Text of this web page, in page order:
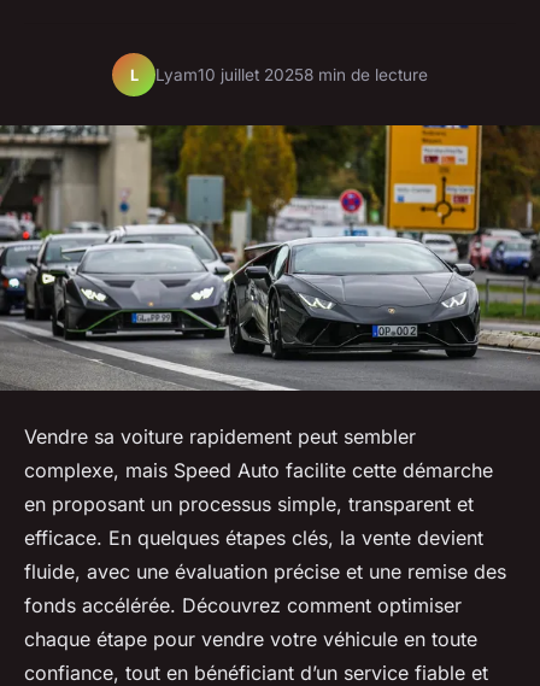
L Lyam10 juillet 20258 min de lecture
Vendre sa voiture rapidement peut sembler
complexe, mais Speed Auto facilite cette démarche
en proposant un processus simple, transparent et
efficace. En quelques étapes clés, la vente devient
fluide, avec une évaluation précise et une remise des
fonds accélérée. Découvrez comment optimiser
chaque étape pour vendre votre véhicule en toute
confiance, tout en bénéficiant d’un service fiable et